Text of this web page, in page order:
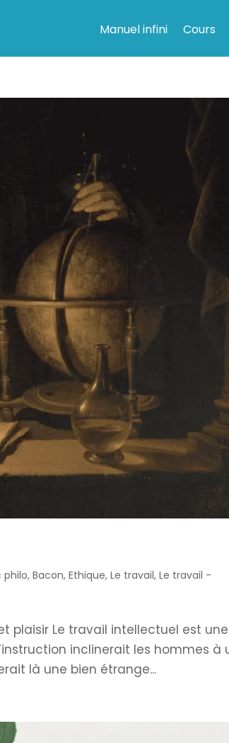
Manuel infini Cours
philo,Bacon,Ethique,Le travail,Le travail -
et plaisir Le travail intellectuel est une
inclinerait les hommes à
là une bien étrange...